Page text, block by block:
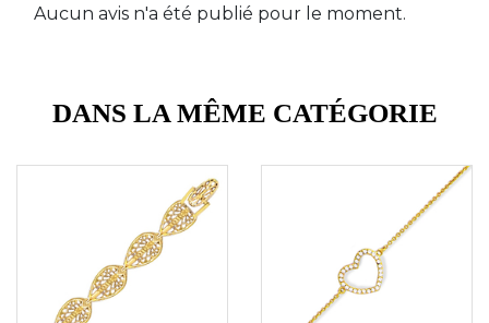
Aucun avis n'a été publié pour le moment.
DANS LA MÊME CATÉGORIE